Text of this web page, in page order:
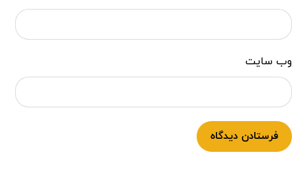
وب‌ سایت
فرستادن دیدگاه